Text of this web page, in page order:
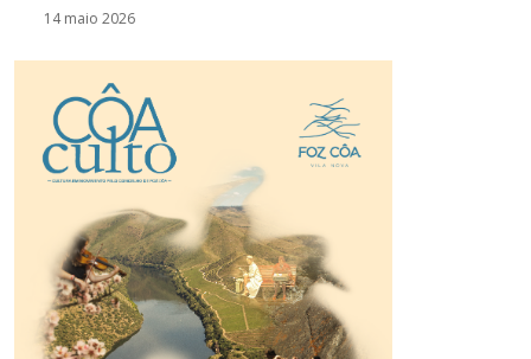
14 maio 2026